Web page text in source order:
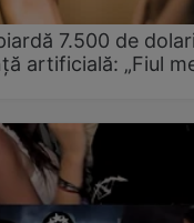
7.500 de
artificială: „Fiul